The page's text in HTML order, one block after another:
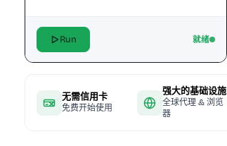
Run 就绪
无需信用卡
免费开始使用
强大的基础设施
全球代理 & 浏览
器